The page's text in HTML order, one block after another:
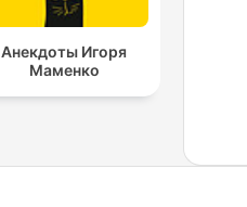
Анекдоты Игоря
Маменко